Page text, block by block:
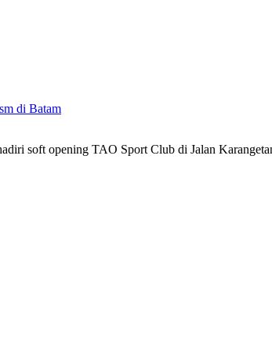
di Batam
soft opening TAO Sport Club di Jalan